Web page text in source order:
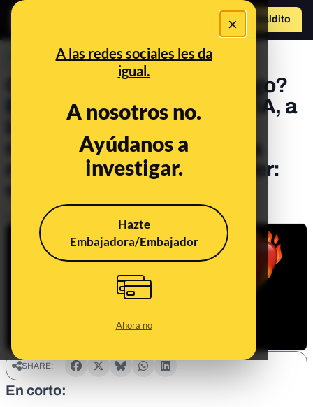
×
A las redes sociales les da
igual.
A nosotros no.
Ayúdanos a
investigar.
Hazte
Embajadora/Embajador
Ahora no
Hazte Maldito
PREBUNKING
Grok, ¿quieres salir conmigo?
Elon Musk sugiere usar su IA, a
la que pueden acceder
menores, para entablar una
relación sentimental (spoiler:
Publicado el
SHARE:
En corto: